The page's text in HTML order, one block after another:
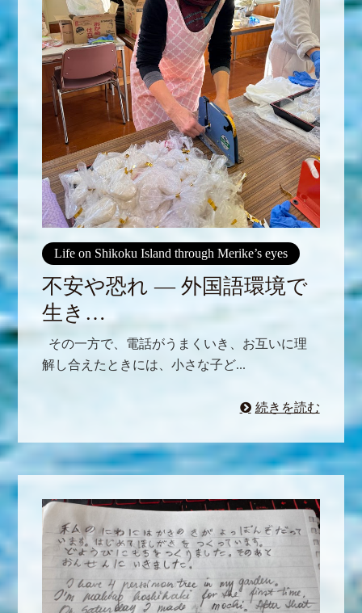
Life on Shikoku Island through Merike’s eyes
不安や恐れ ― 外国語環境で
生き…
その一方で、電話がうまくいき、お互いに理
解し合えたときには、小さな子ど...
続きを読む